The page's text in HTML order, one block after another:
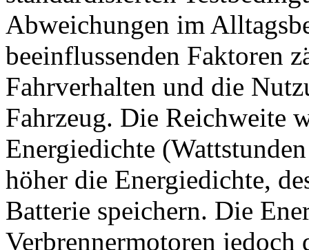
Abweichungen im
beeinflussenden Faktoren
Fahrverhalten und die
Fahrzeug. Die Reichweite
Energiedichte
höher die Energiedichte,
Batterie speichern. Die
Verbrennermotoren